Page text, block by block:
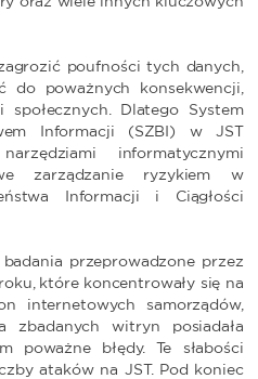
poufności tych danych,
poważnych konsekwencji,
Dlatego System
Informacji (SZBI) w JST
informatycznymi
zarządzanie ryzykiem w
Informacji i Ciągłości
przeprowadzone przez
które koncentrowały się na
internetowych samorządów,
zbadanych witryn posiadała
błędy. Te słabości
ataków na JST. Pod koniec